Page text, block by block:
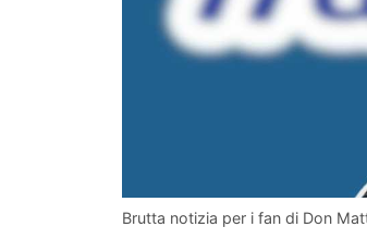
Brutta notizia per i fan di Don